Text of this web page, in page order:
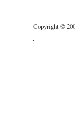
Copyright ©